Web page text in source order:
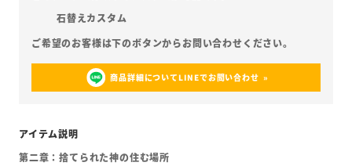
石替えカスタム
商品詳細についてLINEでお問い合わせ
第二章：捨てられた神の住む場所